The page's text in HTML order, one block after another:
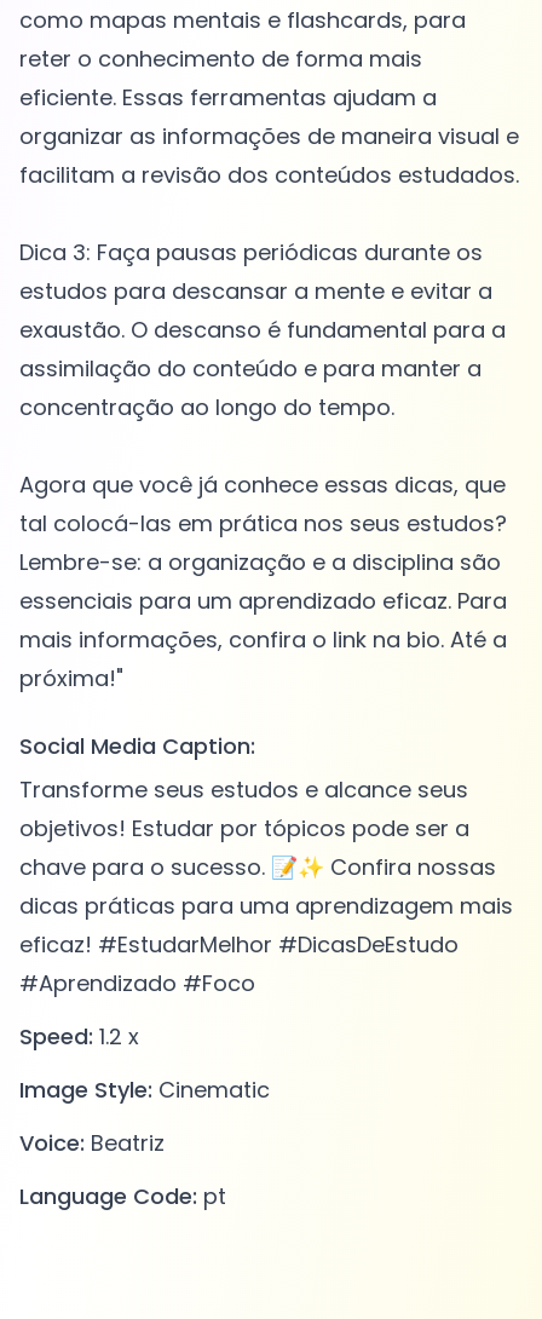
como mapas mentais e flashcards, para
reter o conhecimento de forma mais
eficiente. Essas ferramentas ajudam a
organizar as informações de maneira visual e
facilitam a revisão dos conteúdos estudados.
Dica 3: Faça pausas periódicas durante os
estudos para descansar a mente e evitar a
exaustão. O descanso é fundamental para a
assimilação do conteúdo e para manter a
concentração ao longo do tempo.
Agora que você já conhece essas dicas, que
tal colocá-las em prática nos seus estudos?
Lembre-se: a organização e a disciplina são
essenciais para um aprendizado eficaz. Para
mais informações, confira o link na bio. Até a
Social Media Caption:
Transforme seus estudos e alcance seus
objetivos! Estudar por tópicos pode ser a
chave para o sucesso. 📝✨ Confira nossas
dicas práticas para uma aprendizagem mais
eficaz! #EstudarMelhor #DicasDeEstudo
#Aprendizado #Foco
Speed: 1.2 x
Image Style: Cinematic
Voice: Beatriz
Language Code: pt